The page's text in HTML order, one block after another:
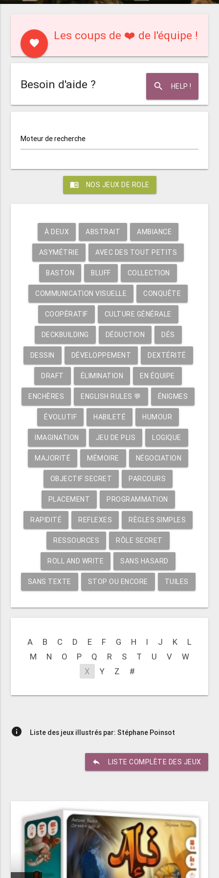
favorite
Les coups de ❤️ de l'équipe !
search HELP !
Besoin d'aide ?
Moteur de recherche
menu_book NOS JEUX DE ROLE
À DEUX ABSTRAIT AMBIANCE
ASYMÉTRIE AVEC DES TOUT PETITS
BASTON BLUFF COLLECTION
COMMUNICATION VISUELLE CONQUÊTE
COOPÉRATIF CULTURE GÉNÉRALE
DECKBUILDING DÉDUCTION DÉS
DESSIN DÉVELOPPEMENT DEXTÉRITÉ
DRAFT ÉLIMINATION EN ÉQUIPE
ENCHÈRES ENGLISH RULES 💬 ÉNIGMES
ÉVOLUTIF HABILETÉ HUMOUR
IMAGINATION JEU DE PLIS LOGIQUE
MAJORITÉ MÉMOIRE NÉGOCIATION
OBJECTIF SECRET PARCOURS
PLACEMENT PROGRAMMATION
RAPIDITÉ REFLEXES RÈGLES SIMPLES
RESSOURCES RÔLE SECRET
ROLL AND WRITE SANS HASARD
SANS TEXTE STOP OU ENCORE TUILES
A B C D E F G H I J K
L
M
N O P Q R S T U V
W
X
Y Z #
info Liste des jeux illustrés par: Stéphane Poinsot
reply LISTE COMPLÈTE DES JEUX